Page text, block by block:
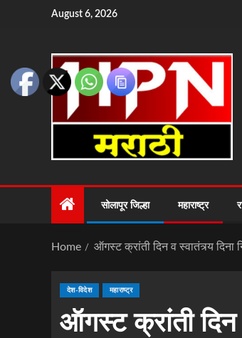
August 6, 2026
सोलापूर जिल्हा महाराष्ट्र
Home ऑगस्ट क्रांती दिन व स्वातंत्र्य दिना
देश-विदेश महाराष्ट्र
ऑगस्ट क्रांती दिन